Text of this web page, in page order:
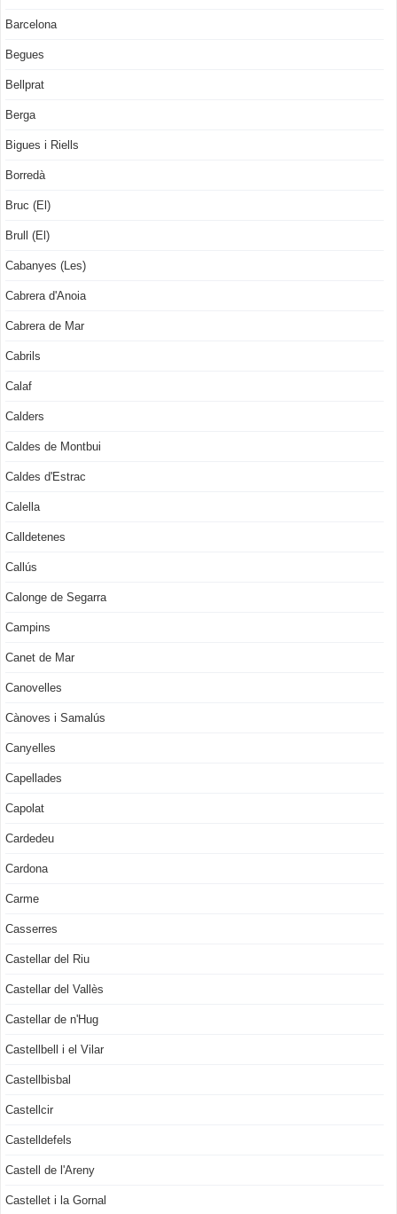
Barcelona
Begues
Bellprat
Berga
Bigues i Riells
Borredà
Bruc (El)
Brull (El)
Cabanyes (Les)
Cabrera d'Anoia
Cabrera de Mar
Cabrils
Calaf
Calders
Caldes de Montbui
Caldes d'Estrac
Calella
Calldetenes
Callús
Calonge de Segarra
Campins
Canet de Mar
Canovelles
Cànoves i Samalús
Canyelles
Capellades
Capolat
Cardedeu
Cardona
Carme
Casserres
Castellar del Riu
Castellar del Vallès
Castellar de n'Hug
Castellbell i el Vilar
Castellbisbal
Castellcir
Castelldefels
Castell de l'Areny
Castellet i la Gornal